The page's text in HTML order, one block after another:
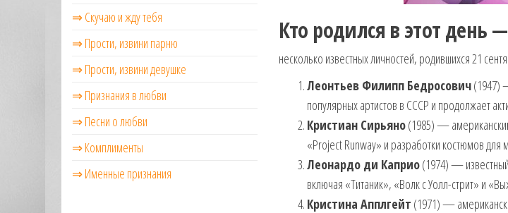
Кто родился в этот день
несколько известных личностей, родившихся 21
Леонтьев Филипп Бедросович(1947)
популярных артистов в СССР и продолжает
Кристиан Сирьяно(1985) —
«Project Runway» и разработки костюмов для
Леонардо ди Каприо(1974) — известный
включая «Титаник», «Волк с Уолл-стрит» и
Кристина Апплгейт (1971) —
⇒ Скучаю и жду тебя
⇒ Прости, извини парню
⇒ Прости, извини девушке
⇒ Признания в любви
⇒ Песни о любви
⇒ Комплименты
⇒ Именные признания